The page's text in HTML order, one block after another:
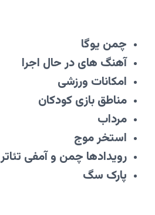
چمن یوگا
آهنگ های در حال اجرا
امکانات ورزشی
مناطق بازی کودکان
مرداب
استخر موج
رویدادها چمن و آمفی تئاتر
پارک سگ